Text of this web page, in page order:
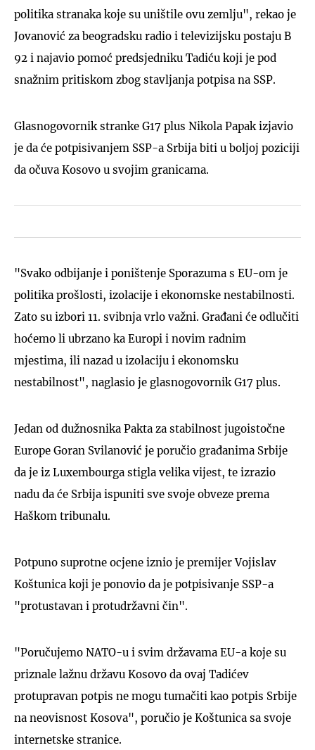
politika stranaka koje su uništile ovu zemlju", rekao je
Jovanović za beogradsku radio i televizijsku postaju B
92 i najavio pomoć predsjedniku Tadiću koji je pod
snažnim pritiskom zbog stavljanja potpisa na SSP.
Glasnogovornik stranke G17 plus Nikola Papak izjavio
je da će potpisivanjem SSP-a Srbija biti u boljoj poziciji
da očuva Kosovo u svojim granicama.
"Svako odbijanje i poništenje Sporazuma s EU-om je
politika prošlosti, izolacije i ekonomske nestabilnosti.
Zato su izbori 11. svibnja vrlo važni. Građani će odlučiti
hoćemo li ubrzano ka Europi i novim radnim
mjestima, ili nazad u izolaciju i ekonomsku
nestabilnost", naglasio je glasnogovornik G17 plus.
Jedan od dužnosnika Pakta za stabilnost jugoistočne
Europe Goran Svilanović je poručio građanima Srbije
da je iz Luxembourga stigla velika vijest, te izrazio
nadu da će Srbija ispuniti sve svoje obveze prema
Haškom tribunalu.
Potpuno suprotne ocjene iznio je premijer Vojislav
Koštunica koji je ponovio da je potpisivanje SSP-a
"protustavan i protudržavni čin".
"Poručujemo NATO-u i svim državama EU-a koje su
priznale lažnu državu Kosovo da ovaj Tadićev
protupravan potpis ne mogu tumačiti kao potpis Srbije
na neovisnost Kosova", poručio je Koštunica sa svoje
internetske stranice.